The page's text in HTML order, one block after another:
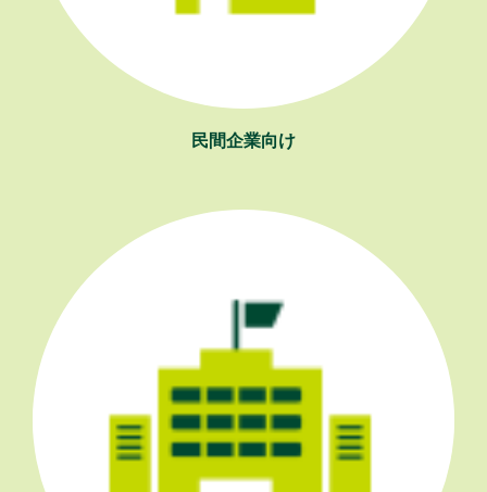
民間企業向け